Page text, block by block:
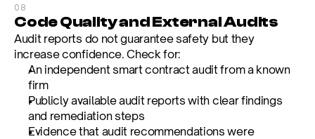
08
Code Quality and External Audits
Audit reports do not guarantee safety but they
increase confidence. Check for:
An independent smart contract audit from a known
firm
Publicly available audit reports with clear findings
and remediation steps
Evidence that audit recommendations were